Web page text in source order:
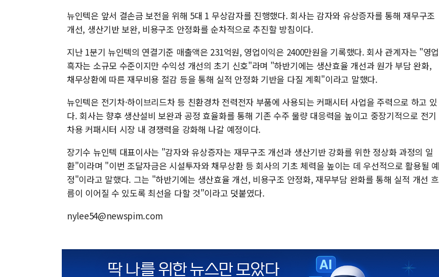
뉴인텍은 앞서 결손금 보전을 위해 5대 1 무상감자를 진행했다. 회사는 감자와 유상증자를 통해 재무구조
개선, 생산기반 보완, 비용구조 안정화를 순차적으로 추진할 방침이다.
지난 1분기 뉴인텍의 연결기준 매출액은 231억원, 영업이익은 2400만원을 기록했다. 회사 관계자는 "영업
흑자는 소규모 수준이지만 수익성 개선의 초기 신호"라며 "하반기에는 생산효율 개선과 원가 부담 완화,
채무상환에 따른 재무비용 절감 등을 통해 실적 안정화 기반을 다질 계획"이라고 말했다.
뉴인텍은 전기차·하이브리드차 등 친환경차 전력전자 부품에 사용되는 커패시터 사업을 주력으로 하고 있
다. 회사는 향후 생산설비 보완과 공정 효율화를 통해 기존 수주 물량 대응력을 높이고 중장기적으로 전기
차용 커패시터 시장 내 경쟁력을 강화해 나갈 예정이다.
장기수 뉴인텍 대표이사는 "감자와 유상증자는 재무구조 개선과 생산기반 강화를 위한 정상화 과정의 일
환"이라며 "이번 조달자금은 시설투자와 채무상환 등 회사의 기초 체력을 높이는 데 우선적으로 활용될 예
정"이라고 말했다. 그는 "하반기에는 생산효율 개선, 비용구조 안정화, 재무부담 완화를 통해 실적 개선 흐
름이 이어질 수 있도록 최선을 다할 것"이라고 덧붙였다.
nylee54@newspim.com